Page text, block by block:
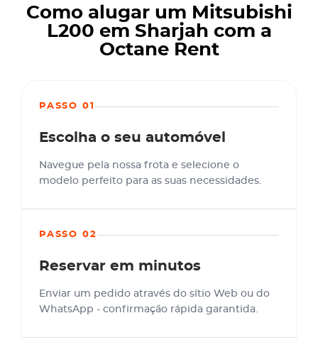
Como alugar um Mitsubishi
L200 em Sharjah com a
Octane Rent
PASSO 01
Escolha o seu automóvel
Navegue pela nossa frota e selecione o
modelo perfeito para as suas necessidades.
PASSO 02
Reservar em minutos
Enviar um pedido através do sítio Web ou do
WhatsApp - confirmação rápida garantida.